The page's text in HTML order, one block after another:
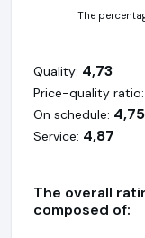
The
Quality: 4,73
Price-quality ratio:
On schedule: 4,75
Service: 4,87
The overall
composed of: